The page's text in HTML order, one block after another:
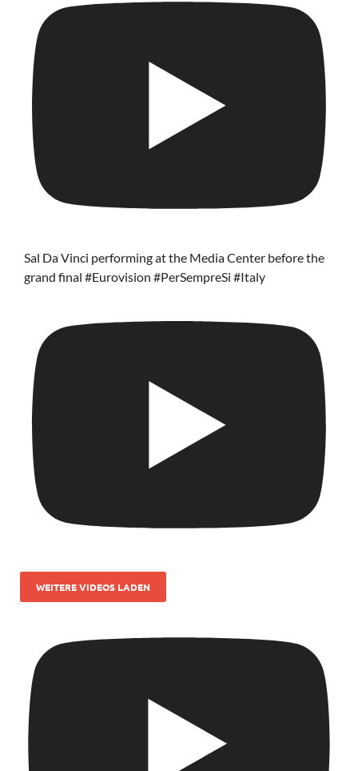
Sal Da Vinci performing at the Media Center before the
grand final #Eurovision #PerSempreSi #Italy
WEITERE VIDEOS LADEN